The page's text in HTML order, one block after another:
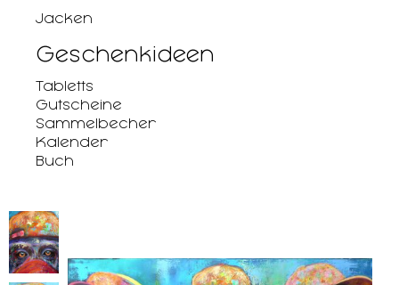
Jacken
Geschenkideen
Tabletts
Gutscheine
Sammelbecher
Kalender
Buch